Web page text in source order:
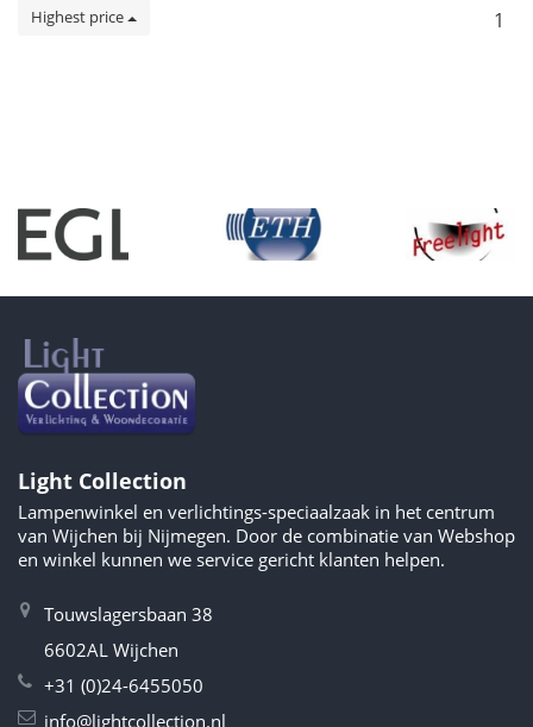
Highest price 1
Light Collection
Lampenwinkel en verlichtings-speciaalzaak in het centrum
van Wijchen bij Nijmegen. Door de combinatie van Webshop
en winkel kunnen we service gericht klanten helpen.
Touwslagersbaan 38
6602AL Wijchen
+31 (0)24-6455050
info@lightcollection.nl